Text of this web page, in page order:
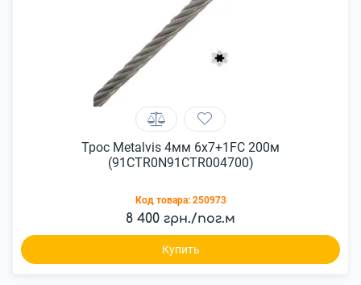
Трос Metalvis 4мм 6х7+1FC 200м
(91CTR0N91CTR004700)
Код товара: 250973
8 400 грн./пог.м
Купить